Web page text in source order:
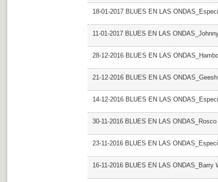
18-01-2017 BLUES EN LAS
11-01-2017 BLUES EN LAS
28-12-2016 BLUES EN LAS
21-12-2016 BLUES EN LAS
14-12-2016 BLUES EN LAS
30-11-2016 BLUES EN LAS ONDAS_Rosco
23-11-2016 BLUES EN LAS
16-11-2016 BLUES EN LAS ONDAS_Barry